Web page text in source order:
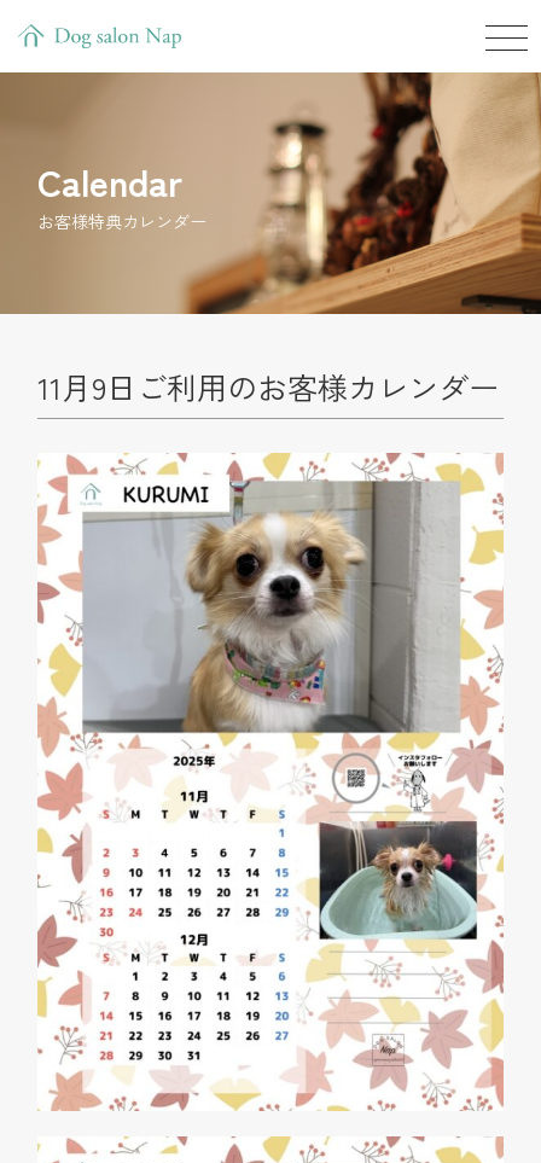
Calendar
お客様特典カレンダー
11月9日ご利用のお客様カレンダー